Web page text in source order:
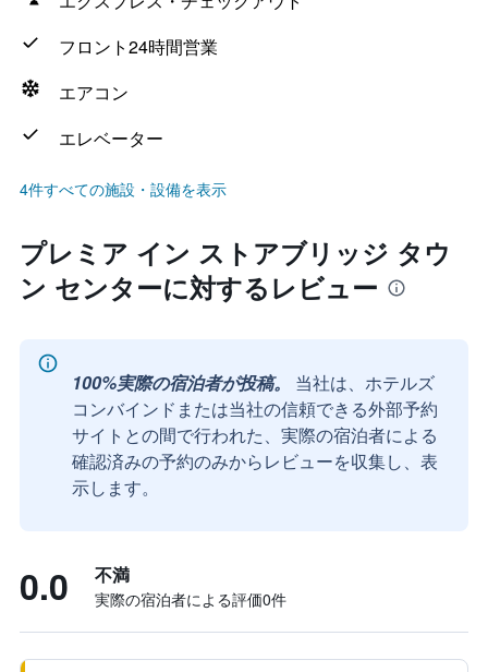
フロント24時間営業
エアコン
エレベーター
4件すべての施設・設備を表示
プレミア イン ストアブリッジ タウ
ン センターに対するレビュー
100%実際の宿泊者が投稿。
当社は、ホテルズ
コンバインドまたは当社の信頼できる外部予約
サイトとの間で行われた、実際の宿泊者による
確認済みの予約のみからレビューを収集し、表
示します。
0.0 不満
実際の宿泊者による評価0​件